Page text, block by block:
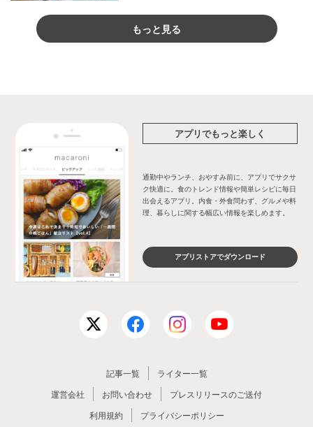
もっと見る
アプリでもっと楽しく
通勤中やランチ、おやすみ前に、アプリでサクサ
ク快適に。食のトレンド情報や簡単レシピに毎日
出会えるアプリ。内食・外食問わず、グルメや料
理、暮らしに関する幅広い情報を楽しめます。
アプリストアでダウンロード
記事一覧
ライター一覧
運営会社
お問い合わせ
プレスリリースのご送付
利用規約
プライバシーポリシー